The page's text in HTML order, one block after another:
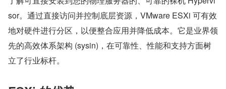
sor。通过直接访问并控制底层资源，VMware ESXi 可有效
地对硬件进行分区，以便整合应用并降低成本。它是业界领
先的高效体系架构 (sysin)，在可靠性、性能和支持方面树
立了行业标杆。